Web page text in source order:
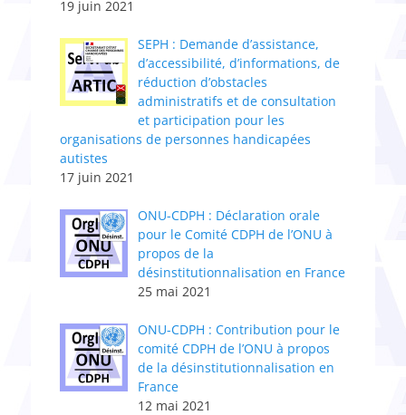
19 juin 2021
SEPH : Demande d’assistance,
d’accessibilité, d’informations, de
réduction d’obstacles
administratifs et de consultation
et participation pour les
organisations de personnes handicapées
autistes
17 juin 2021
ONU-CDPH : Déclaration orale
pour le Comité CDPH de l’ONU à
propos de la
désinstitutionnalisation en France
25 mai 2021
ONU-CDPH : Contribution pour le
comité CDPH de l’ONU à propos
de la désinstitutionnalisation en
France
12 mai 2021